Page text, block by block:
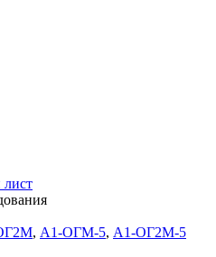
, А1-ОГМ-5, А1-ОГ2М-5